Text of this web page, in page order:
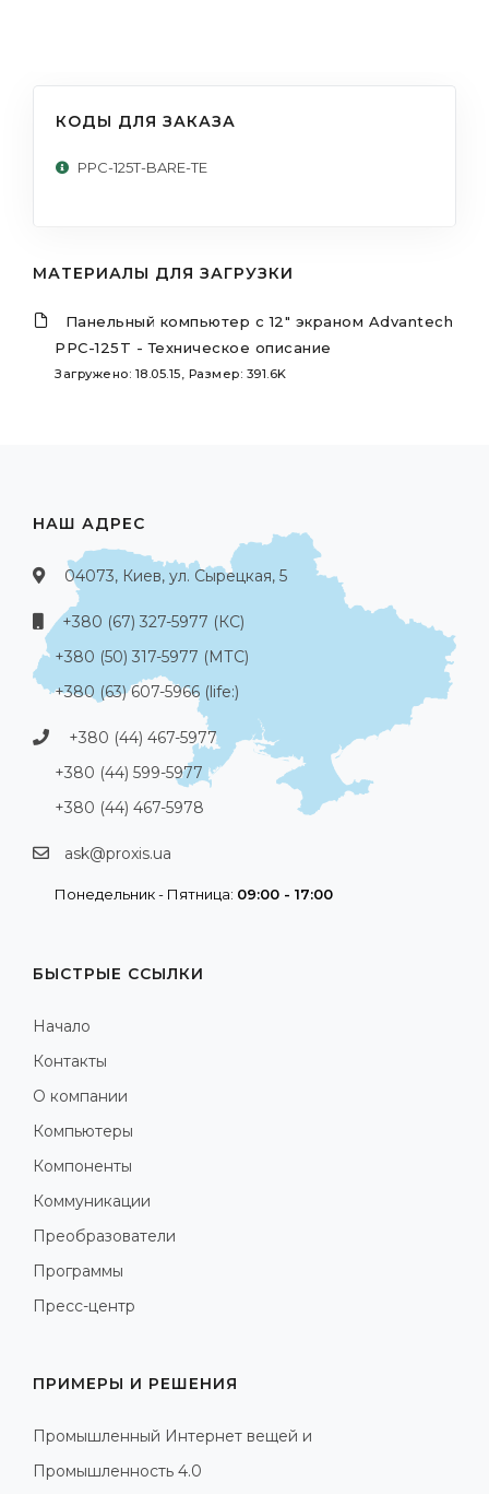
КОДЫ ДЛЯ ЗАКАЗА
PPC-125T-BARE-TE
МАТЕРИАЛЫ ДЛЯ ЗАГРУЗКИ
Панельный компьютер с 12" экраном Advantech
PPC-125T - Техническое описание
Загружено: 18.05.15, Размер: 391.6K
НАШ АДРЕС
04073, Киев, ул. Сырецкая, 5
+380 (67) 327-5977 (КС)
+380 (50) 317-5977 (МТС)
+380 (63) 607-5966 (life:)
+380 (44) 467-5977
+380 (44) 599-5977
+380 (44) 467-5978
ask@proxis.ua
Понедельник - Пятница: 09:00 - 17:00
БЫСТРЫЕ ССЫЛКИ
Начало
Контакты
О компании
Компьютеры
Компоненты
Коммуникации
Преобразователи
Программы
Пресс-центр
ПРИМЕРЫ И РЕШЕНИЯ
Промышленный Интернет вещей и
Промышленность 4.0